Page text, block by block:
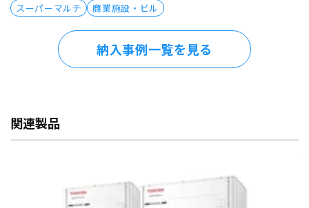
スーパーマルチ 商業施設・ビル
納入事例一覧を見る
関連製品